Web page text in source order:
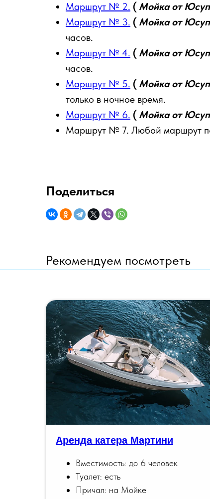
Маршрут № 2. ( Мойка от
Маршрут № 3. ( Мойка от
часов.
Маршрут № 4. ( Мойка от
часов.
Маршрут № 5. ( Мойка от
только в ночное время.
Маршрут № 6. ( Мойка от
Маршрут № 7. Любой маршрут по
Поделиться
Рекомендуем посмотреть
Аренда катера Мартини
Вместимость: до 6 человек
Туалет: есть
Причал: на Мойке